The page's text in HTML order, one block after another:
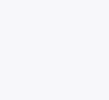
din bruk av